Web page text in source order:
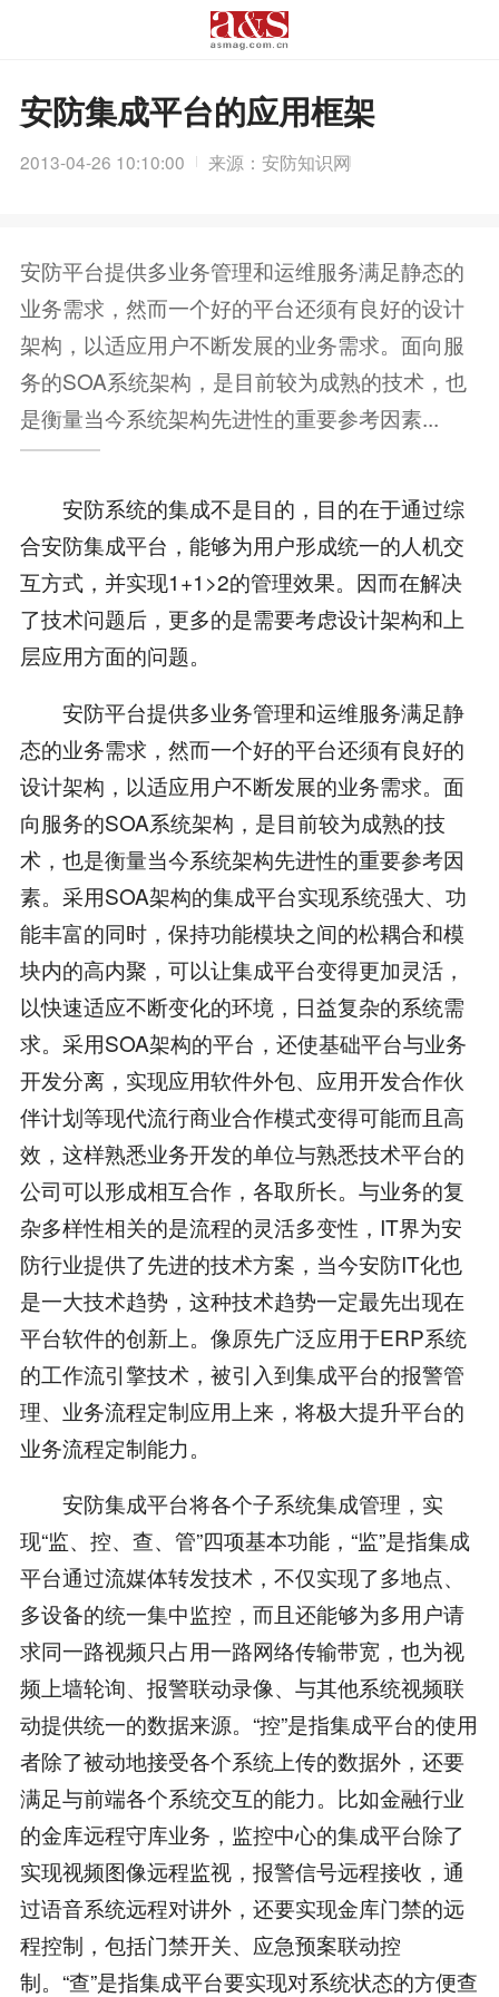
安防集成平台的应用框架
2013-04-26 10:10:00 来源：安防知识网
安防平台提供多业务管理和运维服务满足静态的
业务需求，然而一个好的平台还须有良好的设计
架构，以适应用户不断发展的业务需求。面向服
务的SOA系统架构，是目前较为成熟的技术，也
是衡量当今系统架构先进性的重要参考因素...
安防系统的集成不是目的，目的在于通过综
合安防集成平台，能够为用户形成统一的人机交
互方式，并实现1+1>2的管理效果。因而在解决
了技术问题后，更多的是需要考虑设计架构和上
层应用方面的问题。
安防平台提供多业务管理和运维服务满足静
态的业务需求，然而一个好的平台还须有良好的
设计架构，以适应用户不断发展的业务需求。面
向服务的SOA系统架构，是目前较为成熟的技
术，也是衡量当今系统架构先进性的重要参考因
素。采用SOA架构的集成平台实现系统强大、功
能丰富的同时，保持功能模块之间的松耦合和模
块内的高内聚，可以让集成平台变得更加灵活，
以快速适应不断变化的环境，日益复杂的系统需
求。采用SOA架构的平台，还使基础平台与业务
开发分离，实现应用软件外包、应用开发合作伙
伴计划等现代流行商业合作模式变得可能而且高
效，这样熟悉业务开发的单位与熟悉技术平台的
公司可以形成相互合作，各取所长。与业务的复
杂多样性相关的是流程的灵活多变性，IT界为安
防行业提供了先进的技术方案，当今安防IT化也
是一大技术趋势，这种技术趋势一定最先出现在
平台软件的创新上。像原先广泛应用于ERP系统
的工作流引擎技术，被引入到集成平台的报警管
理、业务流程定制应用上来，将极大提升平台的
业务流程定制能力。
安防集成平台将各个子系统集成管理，实
现“监、控、查、管”四项基本功能，“监”是指集成
平台通过流媒体转发技术，不仅实现了多地点、
多设备的统一集中监控，而且还能够为多用户请
求同一路视频只占用一路网络传输带宽，也为视
频上墙轮询、报警联动录像、与其他系统视频联
动提供统一的数据来源。“控”是指集成平台的使用
者除了被动地接受各个系统上传的数据外，还要
满足与前端各个系统交互的能力。比如金融行业
的金库远程守库业务，监控中心的集成平台除了
实现视频图像远程监视，报警信号远程接收，通
过语音系统远程对讲外，还要实现金库门禁的远
程控制，包括门禁开关、应急预案联动控
制。“查”是指集成平台要实现对系统状态的方便查